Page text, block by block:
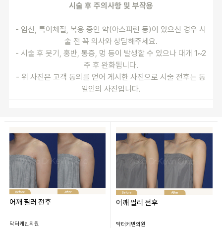
시술 후 주의사항 및 부작용
- 임신, 특이체질, 복용 중인 약(아스피린 등)이 있으신 경우 시
술 전 꼭 의사와 상담해주세요.
- 시술 후 붓기, 홍반, 통증, 멍 등이 발생할 수 있으나 대개 1~2
주 후 완화됩니다.
- 위 사진은 고객 동의를 얻어 게시한 사진으로 시술 전후는 동
일인의 사진입니다.
어깨 필러 전후
닥터케빈의원
어깨 필러 전후
닥터케빈의원